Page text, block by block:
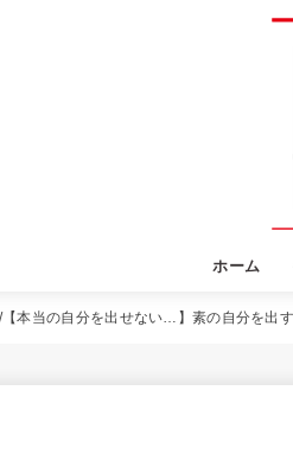
ホーム
【本当の自分を出せない…】素の自分を出